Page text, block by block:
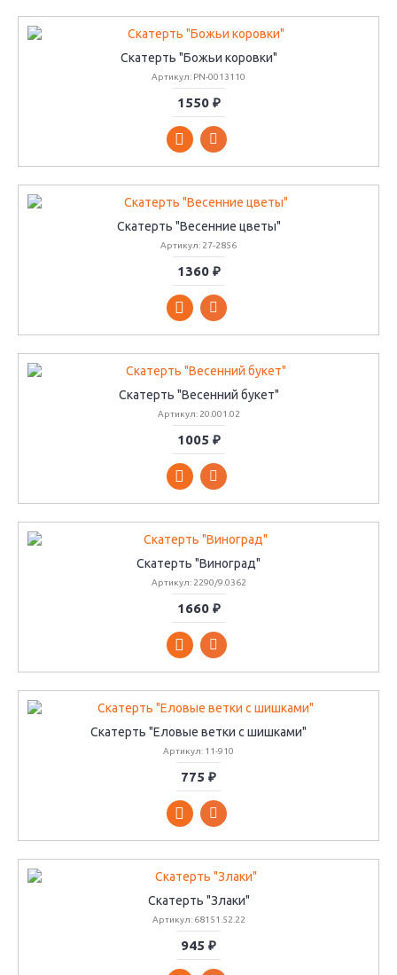
Скатерть "Божьи коровки"
Артикул: PN-0013110
1550 ₽
Скатерть "Весенние цветы"
Артикул: 27-2856
1360 ₽
Скатерть "Весенний букет"
Артикул: 20.001.02
1005 ₽
Скатерть "Виноград"
Артикул: 2290/9.0362
1660 ₽
Скатерть "Еловые ветки с шишками"
Артикул: 11-910
775 ₽
Скатерть "Злаки"
Артикул: 68151.52.22
945 ₽